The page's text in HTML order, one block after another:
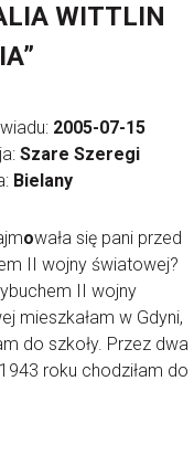
WITTLIN
2005-07-15
Szare Szeregi
Bielany
owała się pani przed
II wojny światowej?
II wojny
mieszkałam w Gdyni,
do szkoły. Przez dwa
roku chodziłam do